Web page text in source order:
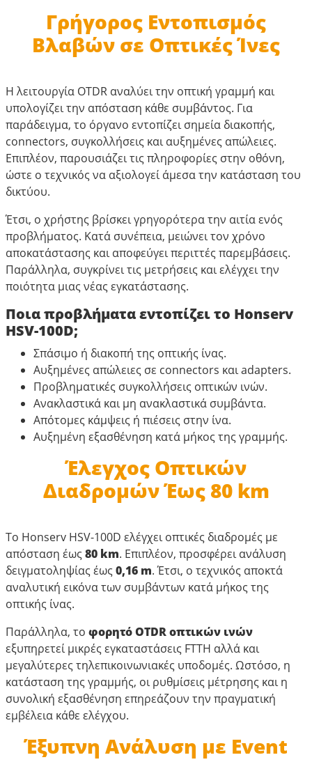
Γρήγορος Εντοπισμός
Βλαβών σε Οπτικές Ίνες
Η λειτουργία OTDR αναλύει την οπτική γραμμή και
υπολογίζει την απόσταση κάθε συμβάντος. Για
παράδειγμα, το όργανο εντοπίζει σημεία διακοπής,
connectors, συγκολλήσεις και αυξημένες απώλειες.
Επιπλέον, παρουσιάζει τις πληροφορίες στην οθόνη,
ώστε ο τεχνικός να αξιολογεί άμεσα την κατάσταση του
δικτύου.
Έτσι, ο χρήστης βρίσκει γρηγορότερα την αιτία ενός
προβλήματος. Κατά συνέπεια, μειώνει τον χρόνο
αποκατάστασης και αποφεύγει περιττές παρεμβάσεις.
Παράλληλα, συγκρίνει τις μετρήσεις και ελέγχει την
ποιότητα μιας νέας εγκατάστασης.
Ποια προβλήματα εντοπίζει το Honserv
HSV-100D;
Σπάσιμο ή διακοπή της οπτικής ίνας.
Αυξημένες απώλειες σε connectors και adapters.
Προβληματικές συγκολλήσεις οπτικών ινών.
Ανακλαστικά και μη ανακλαστικά συμβάντα.
Απότομες κάμψεις ή πιέσεις στην ίνα.
Αυξημένη εξασθένηση κατά μήκος της γραμμής.
Έλεγχος Οπτικών
Διαδρομών Έως 80 km
Το Honserv HSV-100D ελέγχει οπτικές διαδρομές με
απόσταση έως 80 km. Επιπλέον, προσφέρει ανάλυση
δειγματοληψίας έως 0,16 m. Έτσι, ο τεχνικός αποκτά
αναλυτική εικόνα των συμβάντων κατά μήκος της
οπτικής ίνας.
Παράλληλα, το φορητό OTDR οπτικών ινών
εξυπηρετεί μικρές εγκαταστάσεις FTTH αλλά και
μεγαλύτερες τηλεπικοινωνιακές υποδομές. Ωστόσο, η
κατάσταση της γραμμής, οι ρυθμίσεις μέτρησης και η
συνολική εξασθένηση επηρεάζουν την πραγματική
εμβέλεια κάθε ελέγχου.
Έξυπνη Ανάλυση με Event